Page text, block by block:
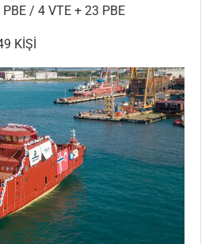
PBE / 4 VTE + 23 PBE
KİŞİ